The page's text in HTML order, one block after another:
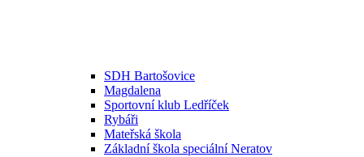
SDH Bartošovice
Magdalena
Sportovní klub Ledříček
Rybáři
Mateřská škola
Základní škola speciální Neratov